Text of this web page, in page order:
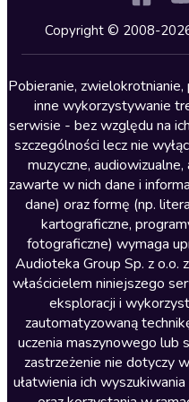
Kryminały
Lektury szkolne
Literatura anglojęzyczna
Literatura faktu
Literatura obyczajowa
Literatura piękna obca
Literatura piękna polska
Nagrania relaksacyjne
Nauka języków
Nauki humanistyczne
Podcasty i audycje
Polityka
Prasa
Copyright © 2008-
Pobieranie,
inne wykorzystywanie
serwisie - bez względu na
szczególności lecz nie
muzyczne,
zawarte w nich dane i
dane) oraz formę (np.
kartograficzne,
fotograficzne) wymaga
Audioteka Group Sp. z o.o.
właścicielem niniejszego
eksploracji i
zautomatyzowaną
uczenia maszynowego lub
zastrzeżenie nie dotyczy
ułatwienia ich